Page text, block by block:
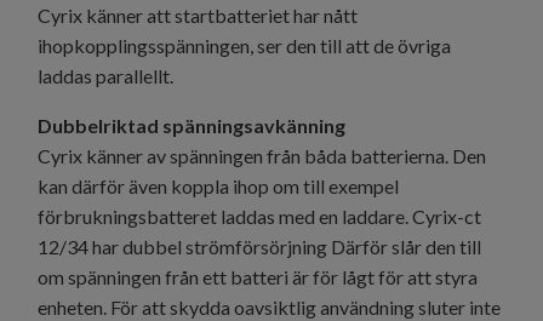
Cyrix känner att startbatteriet har nått
ihopkopplingsspänningen, ser den till att de övriga
laddas parallellt.
Dubbelriktad spänningsavkänning
Cyrix känner av spänningen från båda batterierna. Den
kan därför även koppla ihop om till exempel
förbrukningsbatteret laddas med en laddare. Cyrix-ct
12/34 har dubbel strömförsörjning Därför slår den till
om spänningen från ett batteri är för lågt för att styra
enheten. För att skydda oavsiktlig användning sluter inte